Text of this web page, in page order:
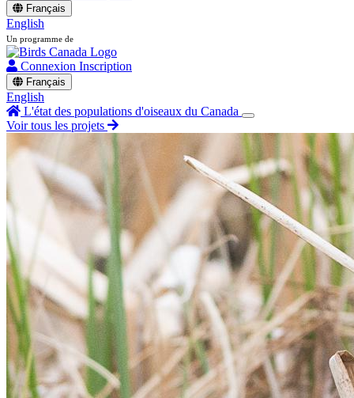
Français
English
Un programme de
Connexion Inscription
Français
English
L'état des populations d'oiseaux du Canada
Voir tous les projets